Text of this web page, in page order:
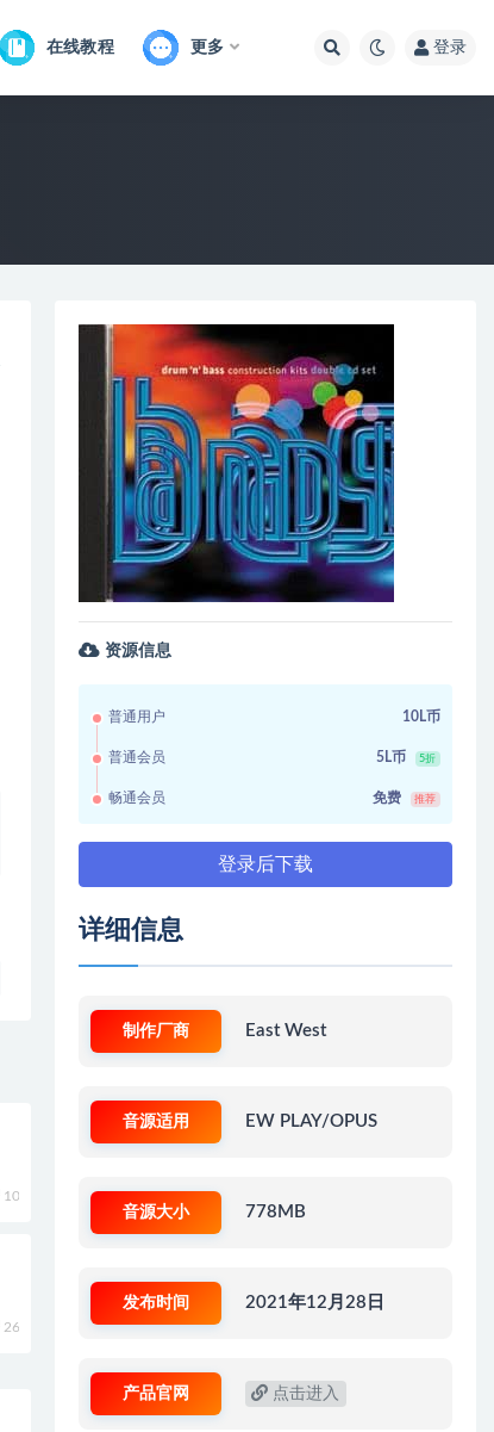
在线教程 更多 登录
10
26
资源信息
普通用户 10L币
普通会员 5L币 5折
畅通会员 免费 推荐
登录后下载
详细信息
制作厂商 East West
音源适用 EW PLAY/OPUS
音源大小 778MB
发布时间 2021年12月28日
产品官网 点击进入